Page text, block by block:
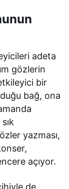
adeta
gözlerin
bir
bağ, ona
yazması,
açıyor.
de